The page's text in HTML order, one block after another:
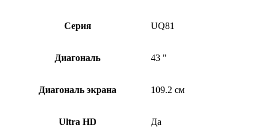
Серия UQ81
Диагональ 43 "
Диагональ экрана 109.2 см
Ultra HD Да